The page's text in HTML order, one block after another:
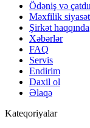
Ödəniş və
Məxfilik
Şirkət haqqında
Xəbərlər
FAQ
Servis
Endirim
Daxil ol
Əlaqə
Kateqoriyalar